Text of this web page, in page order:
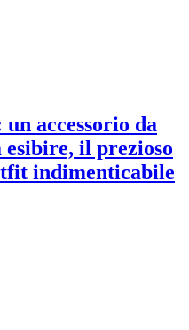
accessorio da
esibire, il prezioso
indimenticabile